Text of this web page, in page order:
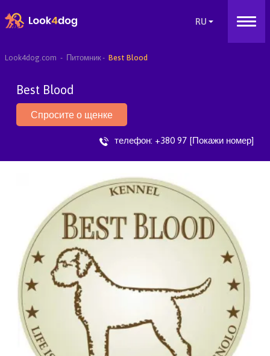
Look4dog.com Питомник Best Blood
Best Blood
Спросите о щенке
телефон: +380 97 [Покажи номер]